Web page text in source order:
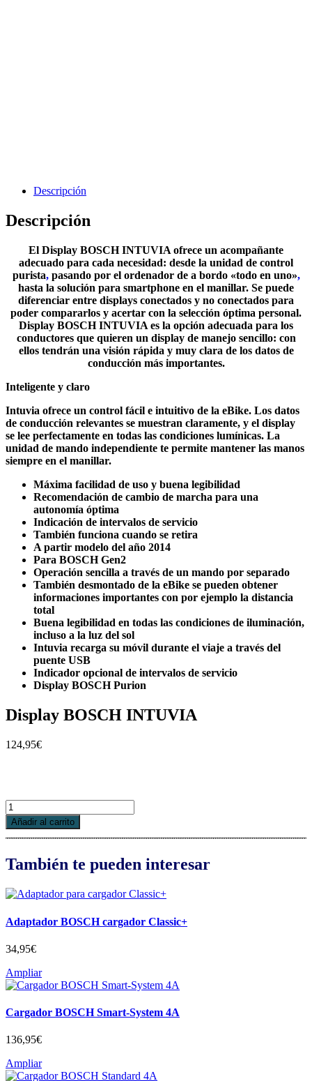
Descripción
Descripción
El Display BOSCH INTUVIA ofrece un acompañante
adecuado para cada necesidad: desde la unidad de control
purista,pasando por el ordenador de a bordo «todo en uno»,
hasta la solución para smartphone en el manillar. Se puede
diferenciar entre displays conectados y no conectados para
poder compararlos y acertar con la selección óptima personal.
Display BOSCH INTUVIA es la opción adecuada para los
conductores que quieren un display de manejo sencillo: con
ellos tendrán una visión rápida y muy clara de los datos de
conducción más importantes.
Inteligente y claro
Intuvia ofrece un control fácil e intuitivo de la eBike. Los datos
de conducción relevantes se muestran claramente, y el display
se lee perfectamente en todas las condiciones lumínicas. La
unidad de mando independiente te permite mantener las manos
siempre en el manillar.
Máxima facilidad de uso y buena legibilidad
Recomendación de cambio de marcha para una
autonomía óptima
Indicación de intervalos de servicio
También funciona cuando se retira
A partir modelo del año 2014
Para BOSCH Gen2
Operación sencilla a través de un mando por separado
También desmontado de la eBike se pueden obtener
informaciones importantes con por ejemplo la distancia
total
Buena legibilidad en todas las condiciones de iluminación,
incluso a la luz del sol
Intuvia recarga su móvil durante el viaje a través del
puente USB
Indicador opcional de intervalos de servicio
Display BOSCH Purion
Display BOSCH INTUVIA
124,95€
Display
BOSCH
INTUVIA
cantidad
Añadir al carrito
También te pueden interesar
Adaptador BOSCH cargador Classic+
34,95€
Ampliar
Cargador BOSCH Smart-System 4A
136,95€
Ampliar